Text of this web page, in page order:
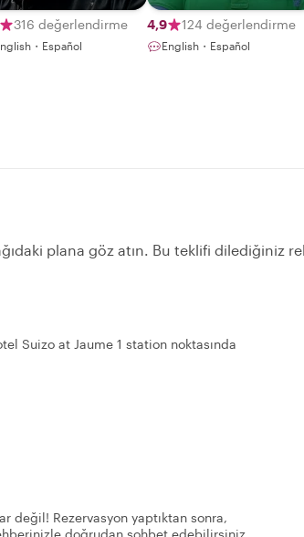
316 değerlendirme
・Español
4,9 124 değerlendirme
English・Español
plana göz atın. Bu teklifi dilediğiniz
Suizo at Jaume 1 station noktasında
değil! Rezervasyon yaptıktan sonra,
doğrudan sohbet edebilirsiniz.